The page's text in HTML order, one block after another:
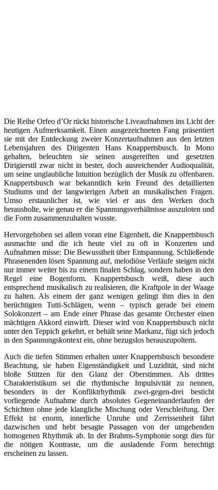
Die Reihe Orfeo d’Or rückt historische Liveaufnahmen ins Licht der
heutigen Aufmerksamkeit. Einen ausgezeichneten Fang präsentiert
sie mit der Entdeckung zweier Konzertaufnahmen aus den letzten
Lebensjahren des Dirigenten Hans Knappertsbusch. In Mono
gehalten, beleuchten sie seinen ausgereiften und gesetzten
Dirigierstil zwar nicht in bester, doch ausreichender Audioqualität,
um seine unglaubliche Intuition bezüglich der Musik zu offenbaren.
Knappertsbusch war bekanntlich kein Freund des detaillierten
Studiums und der langwierigen Arbeit an musikalischen Fragen.
Umso erstaunlicher ist, wie viel er aus den Werken doch
herausholte, wie genau er die Spannungsverhältnisse auszuloten und
die Form zusammenzuhalten wusste.
Hervorgehoben sei allem voran eine Eigenheit, die Knappertsbusch
ausmachte und die ich heute viel zu oft in Konzerten und
Aufnahmen misse: Die Bewusstheit über Entspannung. Schließende
Phrasenenden lösen Spannung auf, melodiöse Verläufe steigen nicht
nur immer weiter bis zu einem finalen Schlag, sondern haben in den
Regel eine Bogenform. Knappertsbusch weiß, diese auch
entsprechend musikalisch zu realisieren, die Kraftpole in der Waage
zu halten. Als einem der ganz wenigen gelingt ihm dies in den
berüchtigten Tutti-Schlägen, wenn – typisch gerade bei einem
Solokonzert – am Ende einer Phrase das gesamte Orchester einen
mächtigen Akkord einwirft. Dieser wird von Knappertsbusch nicht
unter den Teppich gekehrt, er behält seine Markanz, fügt sich jedoch
in den Spannungskontext ein, ohne bezugslos herauszupoltern.
Auch die tiefen Stimmen erhalten unter Knappertsbusch besondere
Beachtung, sie haben Eigenständigkeit und Luzidität, sind nicht
bloße Stützen für den Glanz der Oberstimmen. Als drittes
Charakteristikum sei die rhythmische Impulsivität zu nennen,
besonders in der Konfliktrhythmik zwei-gegen-drei besticht
vorliegende Aufnahme durch absolutes Gegeneinanderlaufen der
Schichten ohne jede klangliche Mischung oder Verschleifung. Der
Effekt ist enorm, innerliche Unruhe und Zerrissenheit fährt
dazwischen und hebt besagte Passagen von der umgebenden
homogenen Rhythmik ab. In der Brahms-Symphonie sorgt dies für
die nötigen Kontraste, um die ausladende Form berechtigt
erscheinen zu lassen.